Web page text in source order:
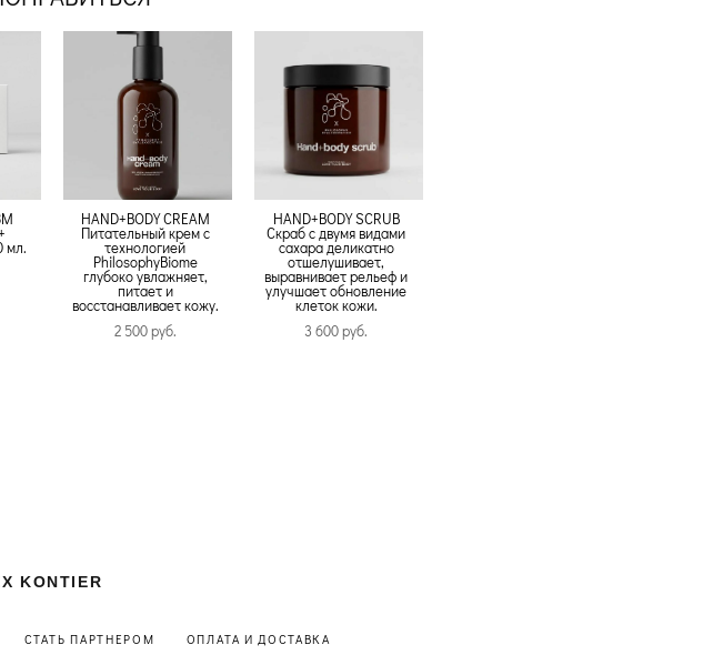
мл.
HAND+BODY CREAM
Питательный крем с
технологией
PhilosophyBiome
глубоко увлажняет,
питает и
восстанавливает кожу.
2 500 pуб.
HAND+BODY SCRUB
Скраб с двумя видами
сахара деликатно
отшелушивает,
выравнивает рельеф и
улучшает обновление
клеток кожи.
3 600 pуб.
KONTIER
СТАТЬ ПАРТНЕРОМ ОПЛАТА И ДОСТАВКА